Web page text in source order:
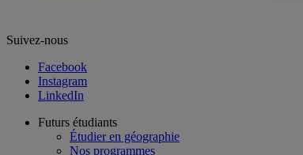
Suivez-nous
Facebook
Instagram
LinkedIn
Futurs étudiants
Étudier en géographie
Nos programmes